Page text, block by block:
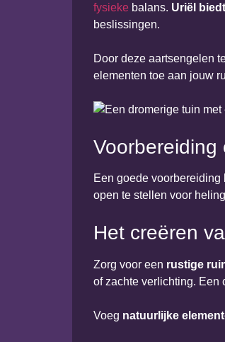
fysieke balans. Uriël
beslissingen.
Door deze aartsengelen
elementen toe aan jouw
Voorbereiding
Een goede
open te stellen voor
Het creëren
Zorg voor een rustige
of zachte verlichting. Een
Voeg natuurlijke